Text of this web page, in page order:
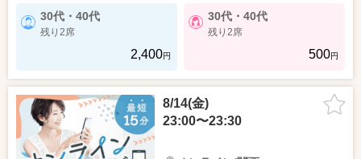
30代・40代
残り2席
2,400円
30代・40代
残り2席
500円
8/14(金)
23:00〜23:30